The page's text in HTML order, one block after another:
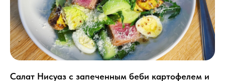
Cалат Нисуаз с запеченным беби картофелем и